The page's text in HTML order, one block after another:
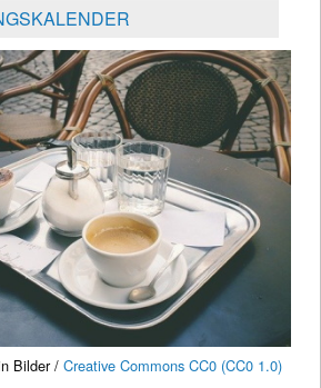
Bilder / Creative Commons CC0 (CC0 1.0)